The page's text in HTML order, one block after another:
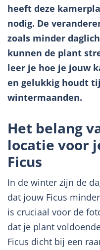
heeft deze
nodig. De
zoals minder
kunnen de plant
leer je hoe je jouw
en gelukkig houdt
wintermaanden.
Het belang
locatie voor
Ficus
In de winter zijn de
dat jouw Ficus
is cruciaal voor de
dat je plant
Ficus dicht bij een